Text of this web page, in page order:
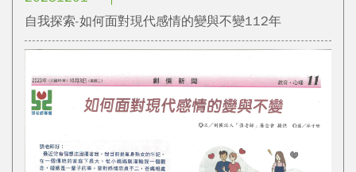
自我探索-如何面對現代感情的變與不變112年